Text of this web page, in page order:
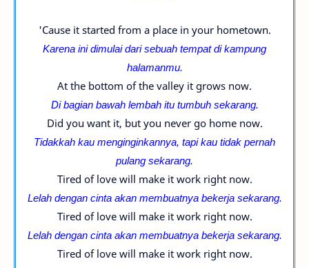
'Cause it started from a place in your hometown.
Karena ini dimulai dari sebuah tempat di kampung
halamanmu.
At the bottom of the valley it grows now.
Di bagian bawah lembah itu tumbuh sekarang.
Did you want it, but you never go home now.
Tidakkah kau menginginkannya, tapi kau tidak pernah
pulang sekarang.
Tired of love will make it work right now.
Lelah dengan cinta akan membuatnya bekerja sekarang.
Tired of love will make it work right now.
Lelah dengan cinta akan membuatnya bekerja sekarang.
Tired of love will make it work right now.